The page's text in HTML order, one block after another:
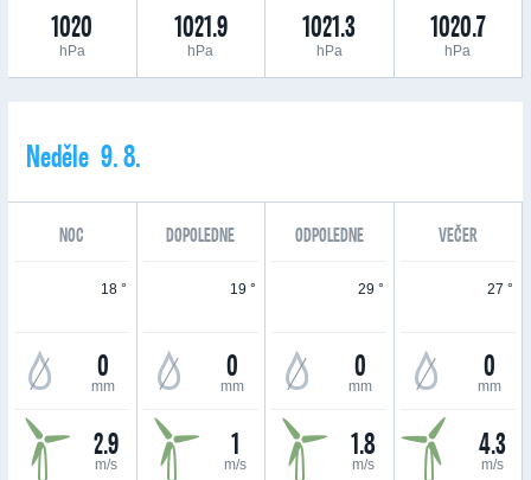
1020
hPa
1021.9
hPa
1021.3
hPa
1020.7
hPa
Neděle 9. 8.
NOC DOPOLEDNE ODPOLEDNE VEČER
18 °
0
mm
2.9
m/s
19 °
0
mm
1
m/s
29 °
0
mm
1.8
m/s
27 °
0
mm
4.3
m/s